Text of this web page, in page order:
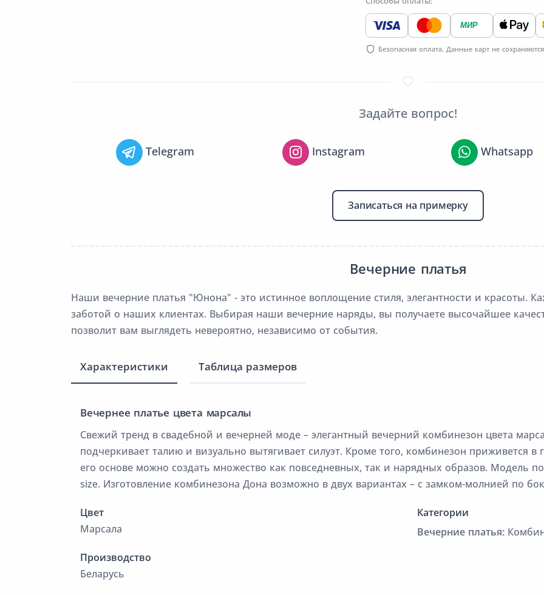
МИР
Безопасная оплата. Данные карт не
Задайте вопрос!
Telegram Instagram Whatsapp
Записаться на примерку
Вечерние платья
Наши вечерние платья "Юнона" - это истинное воплощение стиля, элегантности и красоты.
заботой о наших клиентах. Выбирая наши вечерние наряды, вы получаете высочайшее
позволит вам выглядеть невероятно, независимо от события.
Характеристики Таблица размеров
Вечернее платье цвета марсалы
Свежий тренд в свадебной и вечерней моде – элегантный вечерний комбинезон цвета
подчеркивает талию и визуально вытягивает силуэт. Кроме того, комбинезон приживется
его основе можно создать множество как повседневных, так и нарядных образов. Модель
size. Изготовление комбинезона Дона возможно в двух вариантах – с замком-молнией по
Цвет
Марсала
Категории
Вечерние платья:
Производство
Беларусь